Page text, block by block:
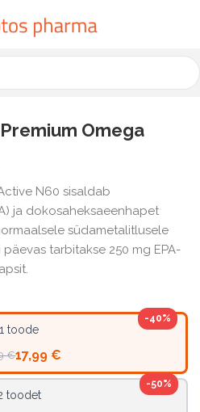
Omega
N60 sisaldab
ja dokosaheksaeenhapet
südametalitlusele
tarbitakse 250 mg EPA-
-40%
1 toode
€17,99 €
-50%
toodet